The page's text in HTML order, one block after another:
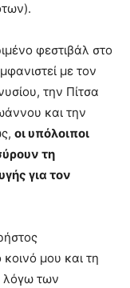
φεστιβάλ στο
με τον
την Πίτσα
και την
οι υπόλοιποι
τη
για τον
μου και τη
λόγω των